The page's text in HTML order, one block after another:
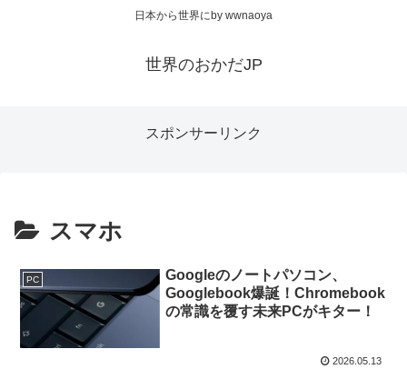
日本から世界にby wwnaoya
世界のおかだJP
スポンサーリンク
スマホ
PC
Googleのノートパソコン、
Googlebook爆誕！Chromebook
の常識を覆す未来PCがキター！
2026.05.13